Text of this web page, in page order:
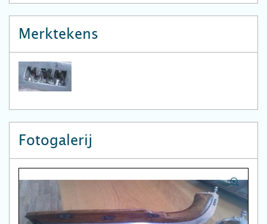
Merktekens
Fotogalerij